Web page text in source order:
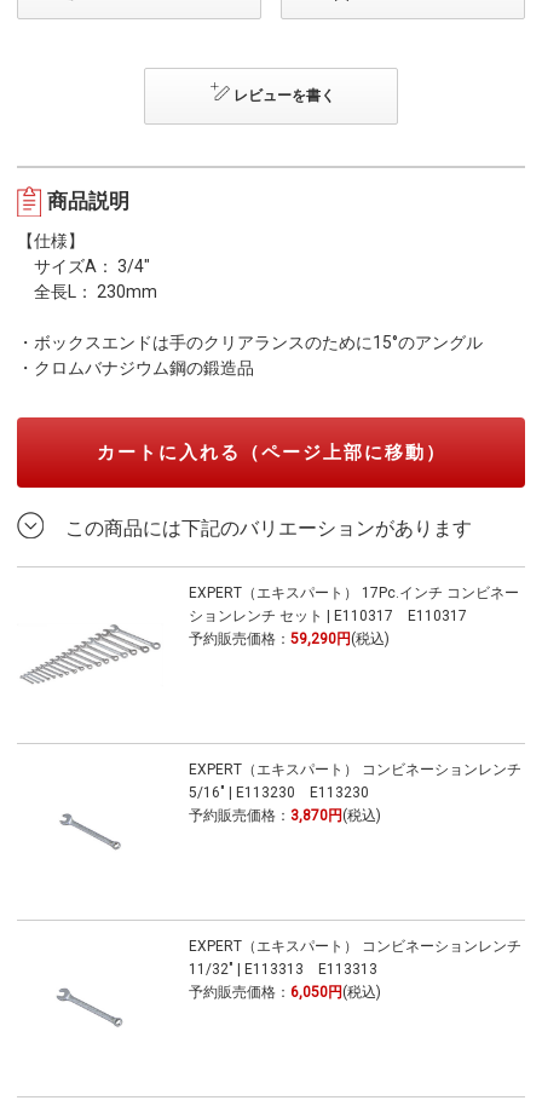
レビューを書く
商品説明
【仕様】
サイズA： 3/4"
全長L： 230mm
・ボックスエンドは手のクリアランスのために15°のアングル
・クロムバナジウム鋼の鍛造品
カートに入れる（ページ上部に移動）
この商品には下記のバリエーションがあります
EXPERT（エキスパート） 17Pc.インチ コンビネー
ションレンチ セット | E110317 E110317
予約販売価格： 59,290円 (税込)
EXPERT（エキスパート） コンビネーションレンチ
5/16" | E113230 E113230
予約販売価格： 3,870円 (税込)
EXPERT（エキスパート） コンビネーションレンチ
11/32" | E113313 E113313
予約販売価格： 6,050円 (税込)